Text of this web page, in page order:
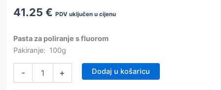
41.25€ PDV uključen u cijenu
Pasta za poliranje s fluorom
Pakiranje: 100g
- + Dodaj u košaricu